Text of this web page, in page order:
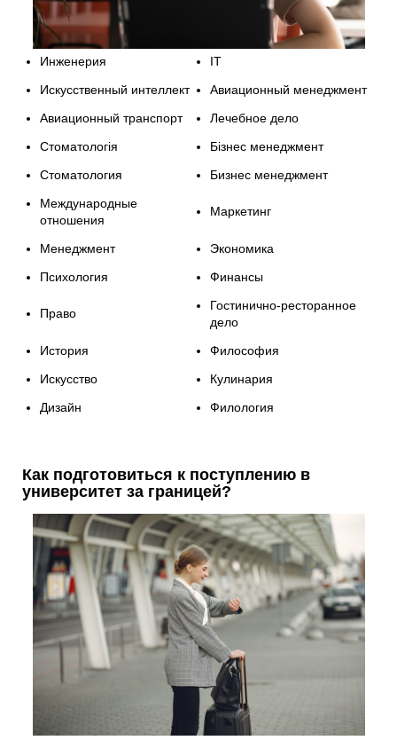
Инженерия
IT
Искусственный интеллект
Авиационный менеджмент
Авиационный транспорт
Лечебное дело
Стоматологія
Бізнес менеджмент
Стоматология
Бизнес менеджмент
Международные
отношения
Маркетинг
Менеджмент
Экономика
Психология
Финансы
Право
Гостинично-ресторанное
дело
История
Философия
Искусство
Кулинария
Дизайн
Филология
Как подготовиться к поступлению в
университет за границей?